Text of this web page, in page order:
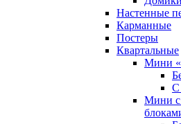
Настенные
Карманные
Постеры
Квартальные
Мини
С
Мини с